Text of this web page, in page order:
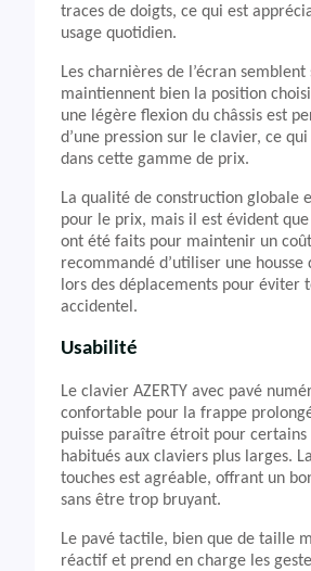
traces de doigts, ce qui est
usage quotidien.
Les charnières de l’écran semblent
maintiennent bien la position
une légère flexion du châssis est
d’une pression sur le clavier, ce
dans cette gamme de prix.
La qualité de construction globale
pour le prix, mais il est évident
ont été faits pour maintenir un
recommandé d’utiliser une
lors des déplacements pour éviter
accidentel.
Usabilité
Le clavier AZERTY avec pavé
confortable pour la frappe
puisse paraître étroit pour
habitués aux claviers plus larges.
touches est agréable, offrant un
sans être trop bruyant.
Le pavé tactile, bien que de taille
réactif et prend en charge les